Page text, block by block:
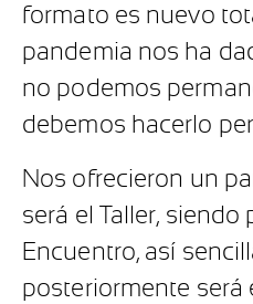
formato es nuevo
pandemia nos ha
no podemos
debemos hacerlo
Nos ofrecieron un
será el Taller, siendo
Encuentro, así
posteriormente será